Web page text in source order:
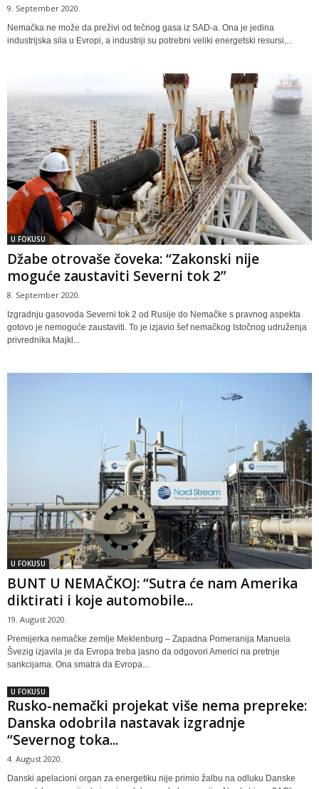
9. September 2020.
Nemačka ne može da preživi od tečnog gasa iz SAD-a. Ona je jedina
industrijska sila u Evropi, a industriji su potrebni veliki energetski resursi,...
U FOKUSU
Džabe otrovaše čoveka: “Zakonski nije
moguće zaustaviti Severni tok 2”
8. September 2020.
Izgradnju gasovoda Severni tok 2 od Rusije do Nemačke s pravnog aspekta
gotovo je nemoguće zaustaviti. To je izjavio šef nemačkog Istočnog udruženja
privrednika Majkl...
U FOKUSU
BUNT U NEMAČKOJ: “Sutra će nam Amerika
diktirati i koje automobile...
19. August 2020.
Premijerka nemačke zemlje Meklenburg – Zapadna Pomeranija Manuela
Švezig izjavila je da Evropa treba jasno da odgovori Americi na pretnje
sankcijama. Ona smatra da Evropa...
U FOKUSU
Rusko-nemački projekat više nema prepreke:
Danska odobrila nastavak izgradnje
“Severnog toka...
4. August 2020.
Danski apelacioni organ za energetiku nije primio žalbu na odluku Danske